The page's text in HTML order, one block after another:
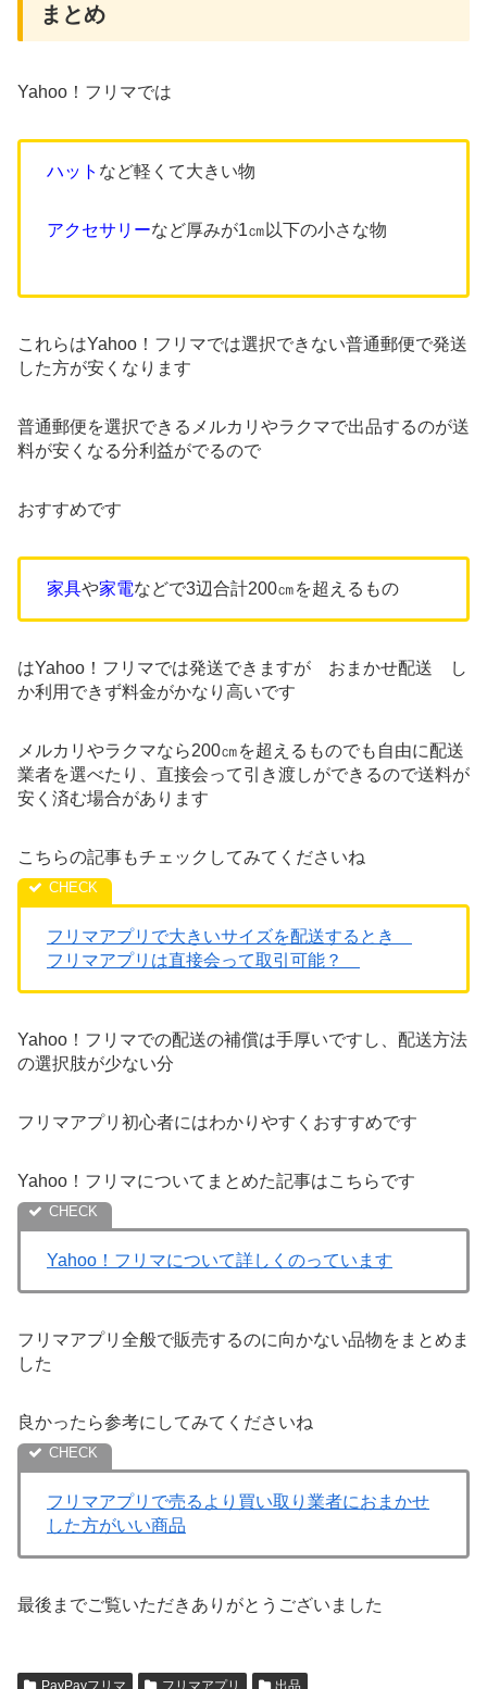
まとめ
Yahoo！フリマでは
ハット など軽くて大きい物
アクセサリーなど厚みが1㎝以下の小さな物
これらはYahoo！フリマでは選択できない普通郵便で発送
した方が安くなります
普通郵便を選択できるメルカリやラクマで出品するのが送
料が安くなる分利益がでるので
おすすめです
家具や家電などで3辺合計200㎝を超えるもの
はYahoo！フリマでは発送できますが おまかせ配送 し
か利用できず料金がかなり高いです
メルカリやラクマなら200㎝を超えるものでも自由に配送
業者を選べたり、直接会って引き渡しができるので送料が
安く済む場合があります
こちらの記事もチェックしてみてくださいね
フリマアプリで大きいサイズを配送するとき
フリマアプリは直接会って取引可能？
Yahoo！フリマでの配送の補償は手厚いですし、配送方法
の選択肢が少ない分
フリマアプリ初心者にはわかりやすくおすすめです
Yahoo！フリマについてまとめた記事はこちらです
Yahoo！フリマについて詳しくのっています
フリマアプリ全般で販売するのに向かない品物をまとめま
した
良かったら参考にしてみてくださいね
フリマアプリで売るより買い取り業者におまかせ
した方がいい商品
最後までご覧いただきありがとうございました
PayPayフリマ フリマアプリ 出品